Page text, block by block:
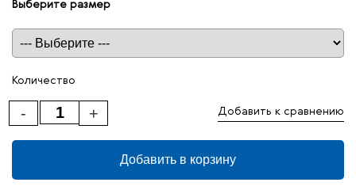
Выберите размер
Таблица размеров
Количество
+
- Добавить к сравнению
Добавить в корзину